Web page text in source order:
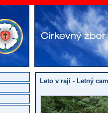
Leto v raji - Letný